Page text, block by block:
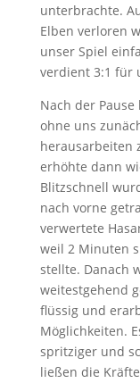
unterbrachte.
Elben verloren
unser Spiel
verdient 3:1 für
Nach der
ohne uns
herausarbeiten
erhöhte dann
Blitzschnell
nach vorne
verwertete
weil 2 Minuten
stellte. Danach
weitestgehend
flüssig und
Möglichkeiten.
spritziger und
ließen die